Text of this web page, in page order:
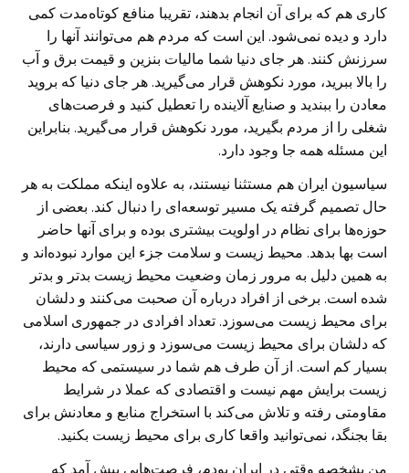
کاری هم که برای آن انجام بدهند، تقریبا منافع کوتاه‌مدت کمی
دارد و دیده نمی‌شود. این است که مردم هم می‌توانند آنها را
سرزنش کنند. هر جای دنیا شما مالیات بنزین و قیمت برق و آب
را بالا ببرید، مورد نکوهش قرار می‌گیرید. هر جای دنیا که بروید
معادن را ببندید و صنایع آلاینده را تعطیل کنید و فرصت‌های
شغلی را از مردم بگیرید، مورد نکوهش قرار می‌گیرید. بنابراین
این مسئله همه جا وجود دارد.
سیاسیون ایران هم مستثنا نیستند، به‌ علاوه اینکه مملکت به هر
حال تصمیم گرفته یک مسیر توسعه‌ای را دنبال کند. بعضی‌ از
حوزه‌ها برای نظام در اولویت بیشتری بوده و برای آنها حاضر
است بها بدهد. محیط زیست و سلامت جزء این موارد نبوده‌اند و
به همین دلیل به مرور زمان وضعیت محیط زیست بدتر و بدتر
شده است. برخی از افراد درباره آن صحبت می‌کنند و دلشان
برای محیط زیست می‌سوزد. تعداد افرادی در جمهوری اسلامی
که دلشان برای محیط زیست می‌سوزد و زور سیاسی دارند،
بسیار کم است. از آن طرف هم شما در سیستمی که محیط
زیست برایش مهم نیست و اقتصادی که عملا در شرایط
مقاومتی رفته و تلاش می‌کند با استخراج منابع و معادنش برای
بقا بجنگد، نمی‌توانید واقعا کاری برای محیط زیست بکنید.
من بشخصه وقتی در ایران بودم، فرصت‌هایی پیش آمد که